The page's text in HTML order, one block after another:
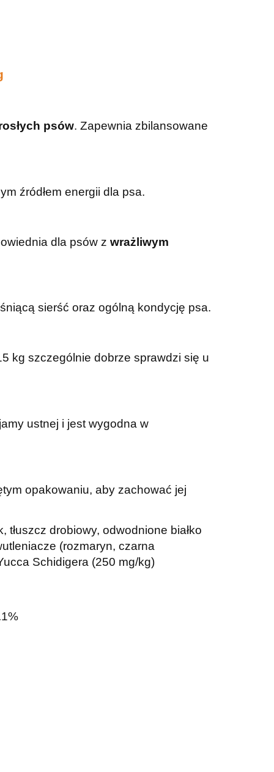
psów. Zapewnia zbilansowane
źródłem energii dla psa.
dla psów z wrażliwym
sierść oraz ogólną kondycję psa.
kg szczególnie dobrze sprawdzi się u
ustnej i jest wygodna w
opakowaniu, aby zachować jej
drobiowy, odwodnione białko
(rozmaryn, czarna
Schidigera (250 mg/kg)